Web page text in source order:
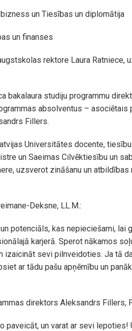
un Tiesības un diplomātija
un finanses
rektore Laura Ratniece,
bakalaura studiju programmu
absolventus – asociētais
Fillers.
Universitātes docente,
un Saeimas Cilvēktiesību un
uzsverot zināšanu un atbildības
Deksne, LL.M.:
potenciāls, kas nepieciešami, lai
karjerā. Sperot nākamos
izaicināt sevi pilnveidoties. Ja tā
ar tādu pašu apņēmību un
direktors Aleksandrs Fillers,
paveicāt, un varat ar sevi lepoties!